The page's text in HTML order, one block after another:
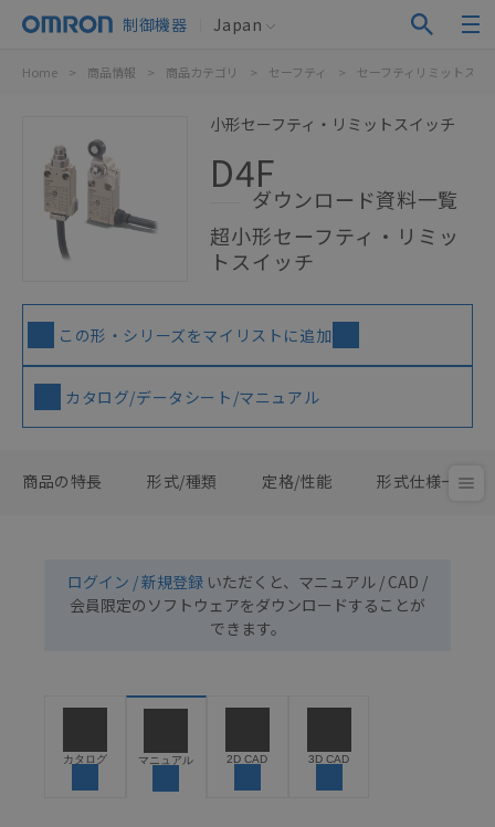
制御機器 Japan
Home > 商品情報 > 商品カテゴリ > セーフティ > セーフティリミットスイ
小形セーフティ・リミットスイッチ
D4F
ダウンロード資料一覧
超小形セーフティ・リミッ
トスイッチ
この形・シリーズをマイリストに追加
カタログ/データシート/マニュアル
商品の特長 形式/種類 定格/性能 形式仕様一覧
ログイン / 新規登録 いただくと、マニュアル / CAD /
会員限定のソフトウェアをダウンロードすることが
できます。
カタログ マニュアル 2D CAD 3D CAD